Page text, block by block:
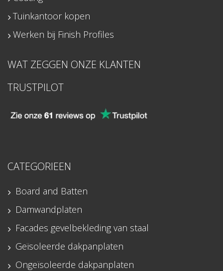
Tuinkantoor kopen
Werken bij Finish Profiles
WAT ZEGGEN ONZE KLANTEN
TRUSTPILOT
CATEGORIEEN
Board and Batten
Damwandplaten
Facades gevelbekleding van staal
Geïsoleerde dakpanplaten
Ongeïsoleerde dakpanplaten